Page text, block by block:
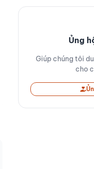
Ủng
Giúp chúng tôi
cho